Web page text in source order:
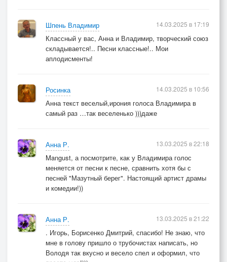
Шпень Владимир
Классный у вас, Анна и Владимир, творческий союз
складывается!.. Песни классные!.. Мои
аплодисменты!
14.03.2025 в 17:19
Росинка
Анна текст веселый,ирония голоса Владимира в
самый раз …так веселенько )))даже
14.03.2025 в 10:56
Анна Р.
Mangust, а посмотрите, как у Владимира голос
меняется от песни к песне, сравнить хотя бы с
песней "Мазутный берег". Настоящий артист драмы
и комедии!))
13.03.2025 в 22:18
Анна Р.
. Игорь, Борисенко Дмитрий, спасибо! Не знаю, что
мне в голову пришло о трубочистах написать, но
Володя так вкусно и весело спел и оформил, что
13.03.2025 в 21:22